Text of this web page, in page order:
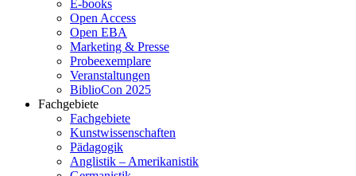
E-books
Open Access
Open EBA
Marketing & Presse
Probeexemplare
Veranstaltungen
BiblioCon 2025
Fachgebiete
Fachgebiete
Kunstwissenschaften
Pädagogik
Anglistik – Amerikanistik